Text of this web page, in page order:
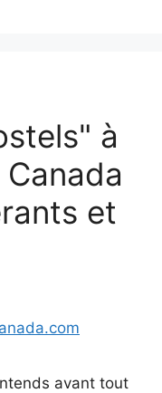
à
et
avant tout